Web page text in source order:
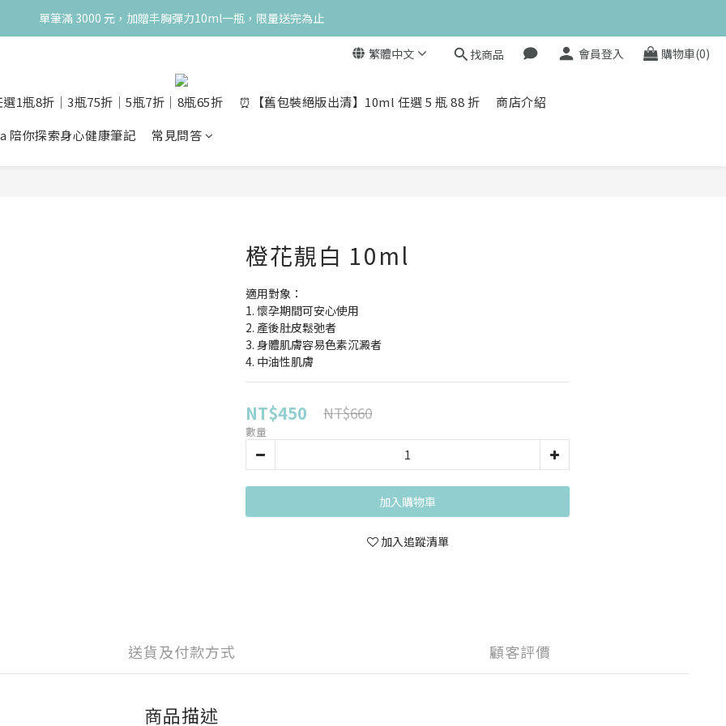
250ml 無痛/深呼吸/橙花開賣！獨享 68 折再送 20ml 隨身瓶，再享超值滿額贈 👉
單筆滿 3000 元，加贈丰胸彈力10ml一瓶，限量送完為止
250ml 無痛/深呼吸/橙花開賣！獨享 68 折再送 20ml 隨身瓶，再享超值滿額贈 👉
繁體中文 找商品 會員登入 購物車(0)
選1瓶8折│3瓶75折│5瓶7折│8瓶65折 ⏰【舊包裝絕版出清】10ml 任選 5 瓶 88 折
商店介紹
陪你探索身心健康筆記
常見問答
橙花靚白 10ml
適用對象：
1. 懷孕期間可安心使用
2. 產後肚皮鬆弛者
3. 身體肌膚容易色素沉澱者
4. 中油性肌膚
NT$450 NT$660
數量
加入購物車
加入追蹤清單
送貨及付款方式 顧客評價
商品描述